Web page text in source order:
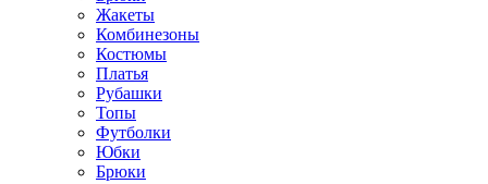
Жакеты
Комбинезоны
Костюмы
Платья
Рубашки
Топы
Футболки
Юбки
Брюки